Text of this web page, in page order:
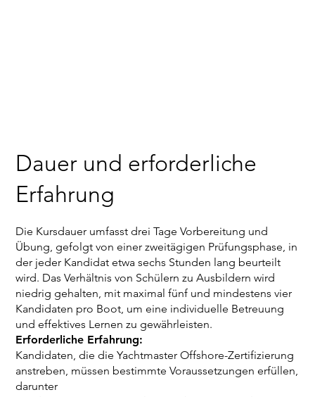
Dauer und erforderliche
Erfahrung
Die Kursdauer umfasst drei Tage Vorbereitung und
Übung, gefolgt von einer zweitägigen Prüfungsphase, in
der jeder Kandidat etwa sechs Stunden lang beurteilt
wird. Das Verhältnis von Schülern zu Ausbildern wird
niedrig gehalten, mit maximal fünf und mindestens vier
Kandidaten pro Boot, um eine individuelle Betreuung
und effektives Lernen zu gewährleisten.
Erforderliche Erfahrung:
Kandidaten, die die Yachtmaster Offshore-Zertifizierung
anstreben, müssen bestimmte Voraussetzungen erfüllen,
darunter